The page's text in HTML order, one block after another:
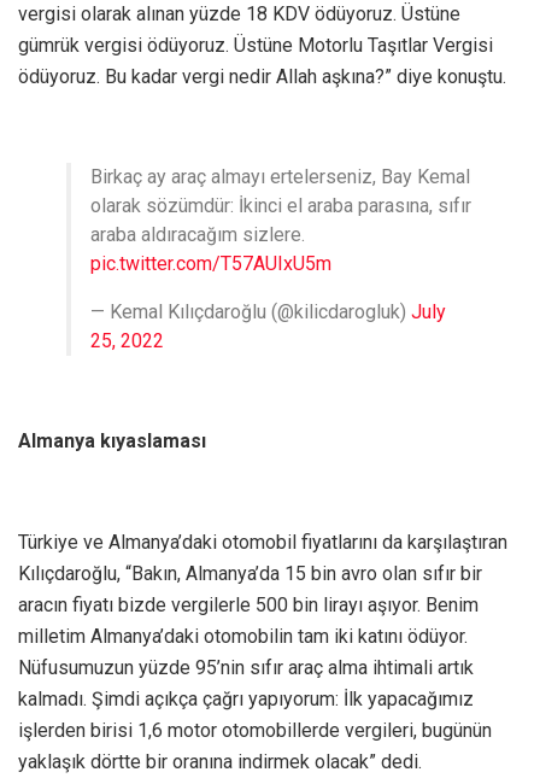
vergisi olarak alınan yüzde 18 KDV ödüyoruz. Üstüne
gümrük vergisi ödüyoruz. Üstüne Motorlu Taşıtlar Vergisi
ödüyoruz. Bu kadar vergi nedir Allah aşkına?” diye konuştu.
Birkaç ay araç almayı ertelerseniz, Bay Kemal
olarak sözümdür: İkinci el araba parasına, sıfır
araba aldıracağım sizlere.
pic.twitter.com/T57AUIxU5m
— Kemal Kılıçdaroğlu (@kilicdarogluk) July
25, 2022
Almanya kıyaslaması
Türkiye ve Almanya’daki otomobil fiyatlarını da karşılaştıran
Kılıçdaroğlu, “Bakın, Almanya’da 15 bin avro olan sıfır bir
aracın fiyatı bizde vergilerle 500 bin lirayı aşıyor. Benim
milletim Almanya’daki otomobilin tam iki katını ödüyor.
Nüfusumuzun yüzde 95’nin sıfır araç alma ihtimali artık
kalmadı. Şimdi açıkça çağrı yapıyorum: İlk yapacağımız
işlerden birisi 1,6 motor otomobillerde vergileri, bugünün
yaklaşık dörtte bir oranına indirmek olacak” dedi.